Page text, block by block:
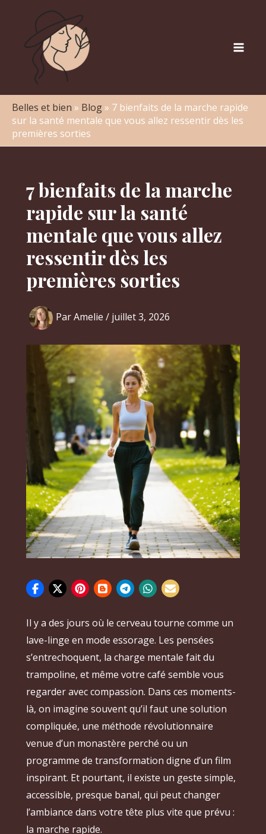
contenu
Belles et bien » Blog» 7 bienfaits de la marche rapide
sur la santé mentale que vous allez ressentir dès les
premières sorties
7 bienfaits de la marche
rapide sur la santé
mentale que vous allez
ressentir dès les
premières sorties
ParAmelie / juillet 3, 2026
Il y a des jours où le cerveau tourne comme un
lave-linge en mode essorage. Les pensées
s’entrechoquent, la charge mentale fait du
trampoline, et même votre café semble vous
regarder avec compassion. Dans ces moments-
là, on imagine souvent qu’il faut une solution
compliquée, une méthode révolutionnaire
venue d’un monastère perché ou un
programme de transformation digne d’un film
inspirant. Et pourtant, il existe un geste simple,
accessible, presque banal, qui peut changer
l’ambiance dans votre tête plus vite que prévu :
la marche rapide.